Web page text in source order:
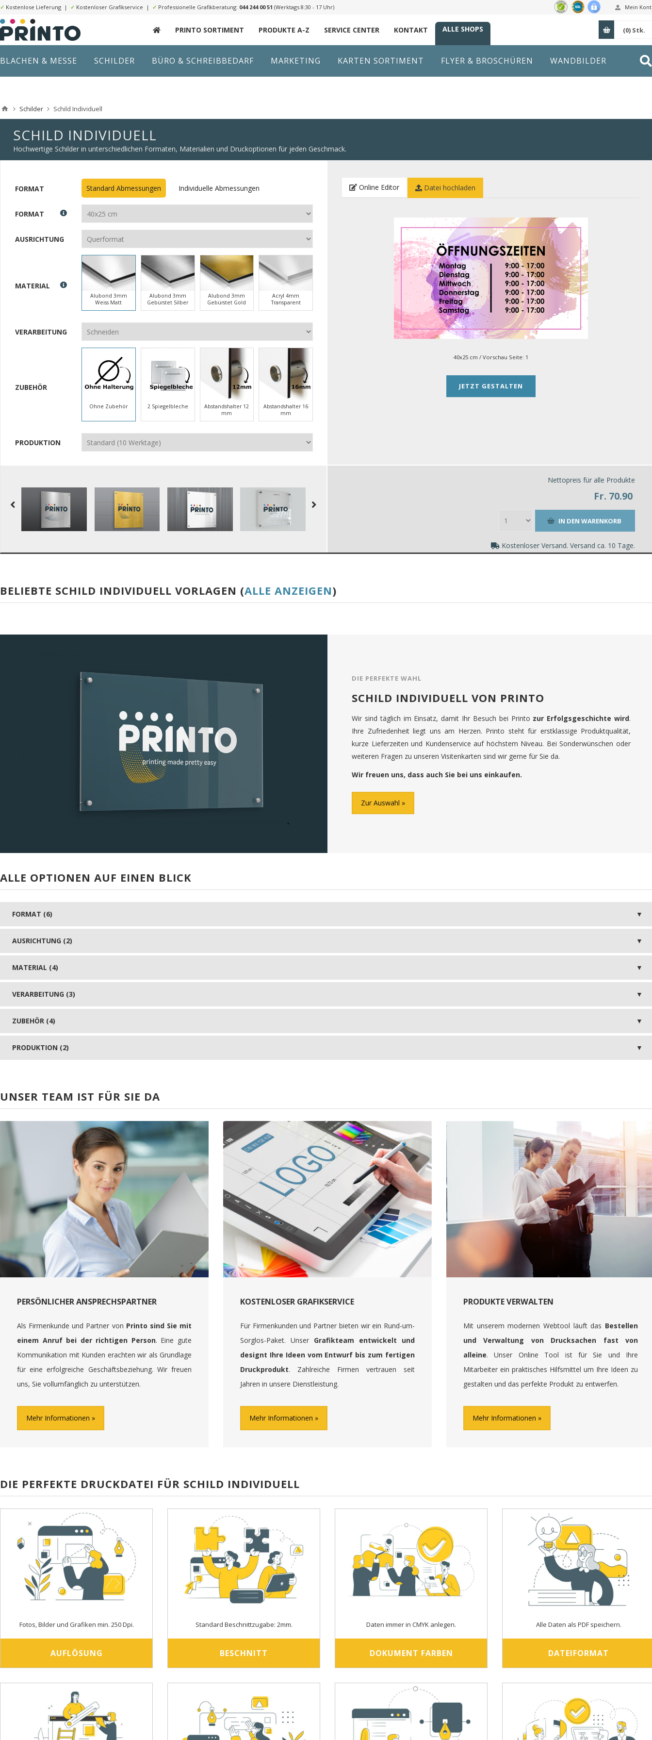
Mein
✓ Kostenlose Lieferung | ✓ Kostenloser Grafikservice | ✓ Professionelle Grafikberatung: 044 244 00 51 (Werktags 8:30 - 17 Uhr)
PRINTO SORTIMENT PRODUKTE A-Z SERVICE CENTER KONTAKT ALLE SHOPS (0) Stk.
BLACHEN & MESSE SCHILDER BÜRO & SCHREIBBEDARF MARKETING KARTEN SORTIMENT FLYER & BROSCHÜREN WANDBILDER
Schilder Schild Individuell
SCHILD INDIVIDUELL
Hochwertige Schilder in unterschiedlichen Formaten, Materialien und Druckoptionen für jeden Geschmack.
FORMAT Standard Abmessungen Individuelle Abmessungen
FORMAT
AUSRICHTUNG
MATERIAL
Alubond 3mm
Weiss Matt
Alubond 3mm
Gebürstet Silber
Alubond 3mm
Gebürstet Gold
Acryl 4mm
Transparent
VERARBEITUNG
ZUBEHÖR
Ohne Zubehör 2 Spiegelbleche
Abstandshalter 12
mm
Abstandshalter 16
mm
PRODUKTION
Online Editor Datei hochladen
40x25 cm / Vorschau Seite: 1
JETZT GESTALTEN
Nettopreis für alle Produkte
Fr. 70.90
Kostenloser Versand. Versand ca. 10 Tage.
BELIEBTE SCHILD INDIVIDUELL VORLAGEN (ALLE ANZEIGEN)
DIE PERFEKTE WAHL
SCHILD INDIVIDUELL VON PRINTO
Wir sind täglich im Einsatz, damit Ihr Besuch bei Printo zur Erfolgsgeschichte wird.
Ihre Zufriedenheit liegt uns am Herzen. Printo steht für erstklassige Produktqualität,
kurze Lieferzeiten und Kundenservice auf höchstem Niveau. Bei Sonderwünschen oder
weiteren Fragen zu unseren Visitenkarten sind wir gerne für Sie da.
Wir freuen uns, dass auch Sie bei uns einkaufen.
Zur Auswahl
ALLE OPTIONEN AUF EINEN BLICK
FORMAT (6)
AUSRICHTUNG (2)
MATERIAL (4)
VERARBEITUNG (3)
ZUBEHÖR (4)
PRODUKTION (2)
UNSER TEAM IST FÜR SIE DA
PERSÖNLICHER ANSPRECHSPARTNER
Als Firmenkunde und Partner von Printo sind Sie mit
einem Anruf bei der richtigen Person. Eine gute
Kommunikation mit Kunden erachten wir als Grundlage
für eine erfolgreiche Geschäftsbeziehung. Wir freuen
uns, Sie vollumfänglich zu unterstützen.
Mehr Informationen
KOSTENLOSER GRAFIKSERVICE
Für Firmenkunden und Partner bieten wir ein Rund-um-
Sorglos-Paket. Unser Grafikteam entwickelt und
designt Ihre Ideen vom Entwurf bis zum fertigen
Druckprodukt. Zahlreiche Firmen vertrauen seit
Jahren in unsere Dienstleistung.
Mehr Informationen
PRODUKTE VERWALTEN
Mit unserem modernen Webtool läuft das Bestellen
und Verwaltung von Drucksachen fast von
alleine. Unser Online Tool ist für Sie und Ihre
Mitarbeiter ein praktisches Hilfsmittel um Ihre Ideen zu
gestalten und das perfekte Produkt zu entwerfen.
Mehr Informationen
DIE PERFEKTE DRUCKDATEI FÜR SCHILD INDIVIDUELL
Fotos, Bilder und Grafiken min. 250 Dpi.
AUFLÖSUNG
Standard Beschnittzugabe: 2mm.
BESCHNITT
Daten immer in CMYK anlegen.
DOKUMENT FARBEN
Alle Daten als PDF speichern.
DATEIFORMAT